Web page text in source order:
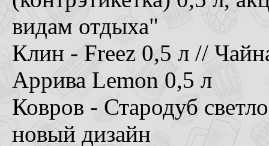
видам отдыха"
Клин - Freez 0,5 л //
Аррива Lemon 0,5 л
Ковров - Стародуб
новый дизайн